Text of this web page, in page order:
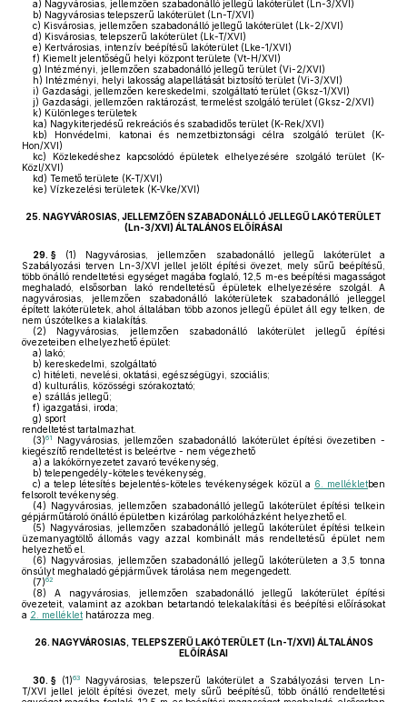
a) Nagyvárosias, jellemzően szabadonálló jellegű lakóterület (Ln-3/XVI)
b) Nagyvárosias telepszerű lakóterület (Ln-T/XVI)
c) Kisvárosias, jellemzően szabadonálló jellegű lakóterület (Lk-2/XVI)
d) Kisvárosias, telepszerű lakóterület (Lk-T/XVI)
e) Kertvárosias, intenzív beépítésű lakóterület (Lke-1/XVI)
f) Kiemelt jelentőségű helyi központ területe (Vt-H/XVI)
g) Intézményi, jellemzően szabadonálló jellegű terület (Vi-2/XVI)
h) Intézményi, helyi lakosság alapellátását biztosító terület (Vi-3/XVI)
i) Gazdasági, jellemzően kereskedelmi, szolgáltató terület (Gksz-1/XVI)
j) Gazdasági, jellemzően raktározást, termelést szolgáló terület (Gksz-2/XVI)
k) Különleges területek
ka) Nagykiterjedésű rekreációs és szabadidős terület (K-Rek/XVI)
kb) Honvédelmi, katonai és nemzetbiztonsági célra szolgáló terület (K-
Hon/XVI)
kc) Közlekedéshez kapcsolódó épületek elhelyezésére szolgáló terület (K-
Közl/XVI)
kd) Temető területe (K-T/XVI)
ke) Vízkezelési területek (K-Vke/XVI)
25. NAGYVÁROSIAS, JELLEMZŐEN SZABADONÁLLÓ JELLEGŰ LAKÓTERÜLET
(Ln-3/XVI) ÁLTALÁNOS ELŐÍRÁSAI
29. § (1) Nagyvárosias, jellemzően szabadonálló jellegű lakóterület a
Szabályozási terven Ln-3/XVI jellel jelölt építési övezet, mely sűrű beépítésű,
több önálló rendeltetési egységet magába foglaló, 12,5 m-es beépítési magasságot
meghaladó, elsősorban lakó rendeltetésű épületek elhelyezésére szolgál. A
nagyvárosias, jellemzően szabadonálló lakóterületek szabadonálló jelleggel
épített lakóterületek, ahol általában több azonos jellegű épület áll egy telken, de
nem úszótelkes a kialakítás.
(2) Nagyvárosias, jellemzően szabadonálló lakóterület jellegű építési
övezeteiben elhelyezhető épület:
a) lakó;
b) kereskedelmi, szolgáltató
c) hitéleti, nevelési, oktatási, egészségügyi, szociális;
d) kulturális, közösségi szórakoztató;
e) szállás jellegű;
f) igazgatási, iroda;
g) sport
rendeltetést tartalmazhat.
(3)61
Nagyvárosias, jellemzően szabadonálló lakóterület építési övezetiben -
kiegészítő rendeltetést is beleértve - nem végezhető
a) a lakókörnyezetet zavaró tevékenység,
b) telepengedély-köteles tevékenység,
c) a telep létesítés bejelentés-köteles tevékenységek közül a 6. mellékletben
felsorolt tevékenység.
(4) Nagyvárosias, jellemzően szabadonálló jellegű lakóterület építési telkein
gépjárműtároló önálló épületben kizárólag parkolóházként helyezhető el.
(5) Nagyvárosias, jellemzően szabadonálló jellegű lakóterület építési telkein
üzemanyagtöltő állomás vagy azzal kombinált más rendeltetésű épület nem
helyezhető el.
(6) Nagyvárosias, jellemzően szabadonálló jellegű lakóterületen a 3,5 tonna
önsúlyt meghaladó gépjárművek tárolása nem megengedett.
(7)62
(8) A nagyvárosias, jellemzően szabadonálló jellegű lakóterület építési
övezeteit, valamint az azokban betartandó telekalakítási és beépítési előírásokat
a 2. melléklet határozza meg.
26. NAGYVÁROSIAS, TELEPSZERŰ LAKÓTERÜLET (Ln-T/XVI) ÁLTALÁNOS
ELŐÍRÁSAI
30. § (1)63
Nagyvárosias, telepszerű lakóterület a Szabályozási terven Ln-
T/XVI jellel jelölt építési övezet, mely sűrű beépítésű, több önálló rendeltetési